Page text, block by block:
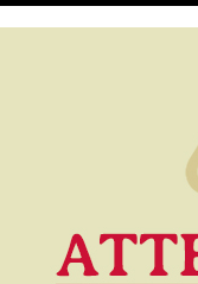
13 Novembre 2023